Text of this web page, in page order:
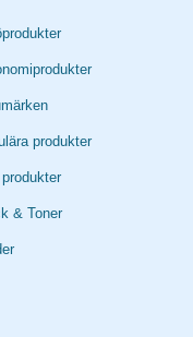
produkter
produkter
& Toner